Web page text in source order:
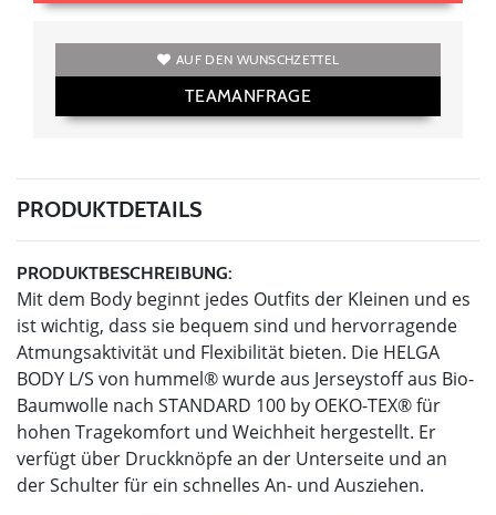
AUF DEN WUNSCHZETTEL
TEAMANFRAGE
PRODUKTDETAILS
PRODUKTBESCHREIBUNG:
Mit dem Body beginnt jedes Outfits der Kleinen und es
ist wichtig, dass sie bequem sind und hervorragende
Atmungsaktivität und Flexibilität bieten. Die HELGA
BODY L/S von hummel® wurde aus Jerseystoff aus Bio-
Baumwolle nach STANDARD 100 by OEKO-TEX® für
hohen Tragekomfort und Weichheit hergestellt. Er
verfügt über Druckknöpfe an der Unterseite und an
der Schulter für ein schnelles An- und Ausziehen.